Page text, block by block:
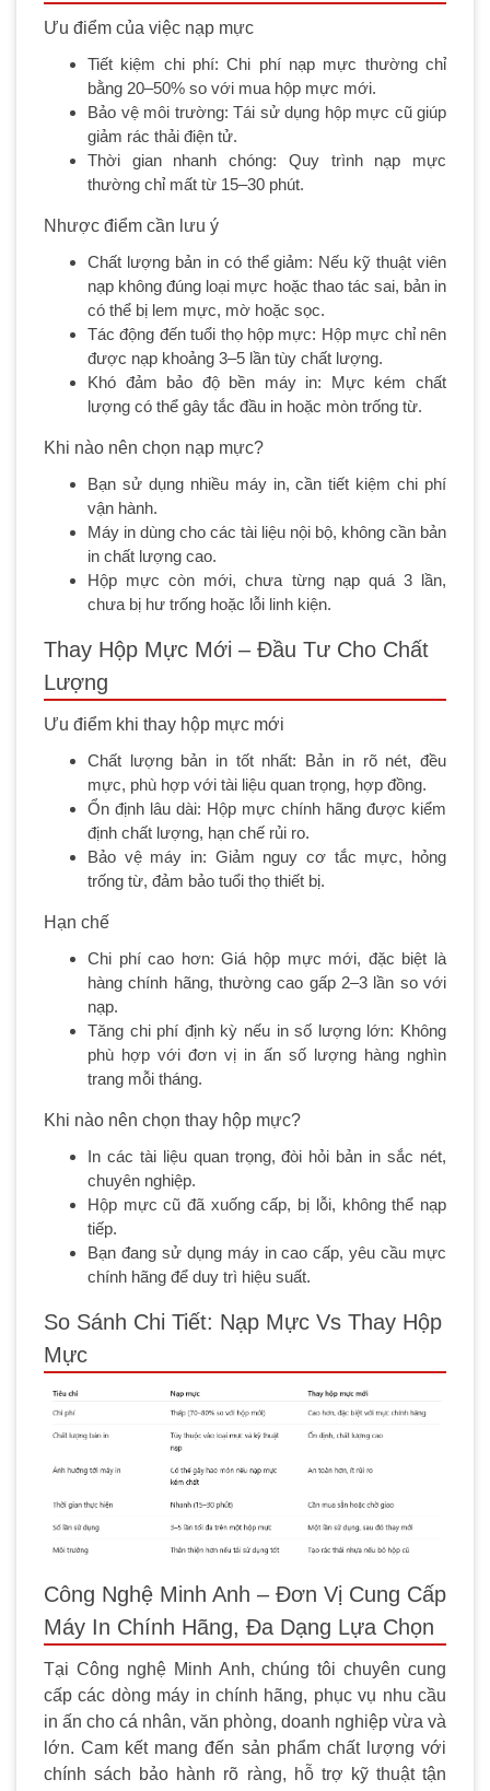
Ưu điểm của việc nạp mực
Tiết kiệm chi phí: Chi phí nạp mực thường chỉ
bằng 20–50% so với mua hộp mực mới.
Bảo vệ môi trường: Tái sử dụng hộp mực cũ giúp
giảm rác thải điện tử.
Thời gian nhanh chóng: Quy trình nạp mực
thường chỉ mất từ 15–30 phút.
Nhược điểm cần lưu ý
Chất lượng bản in có thể giảm: Nếu kỹ thuật viên
nạp không đúng loại mực hoặc thao tác sai, bản in
có thể bị lem mực, mờ hoặc sọc.
Tác động đến tuổi thọ hộp mực: Hộp mực chỉ nên
được nạp khoảng 3–5 lần tùy chất lượng.
Khó đảm bảo độ bền máy in: Mực kém chất
lượng có thể gây tắc đầu in hoặc mòn trống từ.
Khi nào nên chọn nạp mực?
Bạn sử dụng nhiều máy in, cần tiết kiệm chi phí
vận hành.
Máy in dùng cho các tài liệu nội bộ, không cần bản
in chất lượng cao.
Hộp mực còn mới, chưa từng nạp quá 3 lần,
chưa bị hư trống hoặc lỗi linh kiện.
Thay Hộp Mực Mới – Đầu Tư Cho Chất
Lượng
Ưu điểm khi thay hộp mực mới
Chất lượng bản in tốt nhất: Bản in rõ nét, đều
mực, phù hợp với tài liệu quan trọng, hợp đồng.
Ổn định lâu dài: Hộp mực chính hãng được kiểm
định chất lượng, hạn chế rủi ro.
Bảo vệ máy in: Giảm nguy cơ tắc mực, hỏng
trống từ, đảm bảo tuổi thọ thiết bị.
Hạn chế
Chi phí cao hơn: Giá hộp mực mới, đặc biệt là
hàng chính hãng, thường cao gấp 2–3 lần so với
nạp.
Tăng chi phí định kỳ nếu in số lượng lớn: Không
phù hợp với đơn vị in ấn số lượng hàng nghìn
trang mỗi tháng.
Khi nào nên chọn thay hộp mực?
In các tài liệu quan trọng, đòi hỏi bản in sắc nét,
chuyên nghiệp.
Hộp mực cũ đã xuống cấp, bị lỗi, không thể nạp
tiếp.
Bạn đang sử dụng máy in cao cấp, yêu cầu mực
chính hãng để duy trì hiệu suất.
So Sánh Chi Tiết: Nạp Mực Vs Thay Hộp
Mực
Công Nghệ Minh Anh – Đơn Vị Cung Cấp
Máy In Chính Hãng, Đa Dạng Lựa Chọn
Tại Công nghệ Minh Anh, chúng tôi chuyên cung
cấp các dòng máy in chính hãng, phục vụ nhu cầu
in ấn cho cá nhân, văn phòng, doanh nghiệp vừa và
lớn. Cam kết mang đến sản phẩm chất lượng với
chính sách bảo hành rõ ràng, hỗ trợ kỹ thuật tận